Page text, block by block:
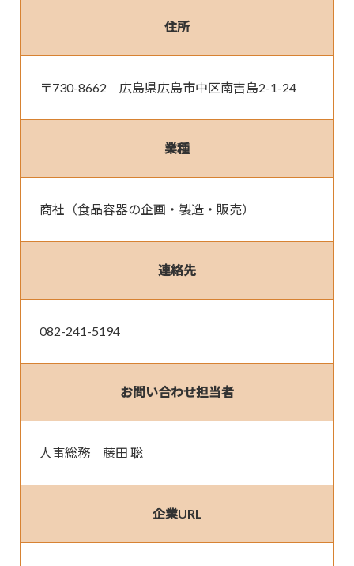
住所
〒730-8662　広島県広島市中区南吉島2-1-24
業種
商社（食品容器の企画・製造・販売）
連絡先
082-241-5194
お問い合わせ担当者
人事総務　藤田 聡
企業URL